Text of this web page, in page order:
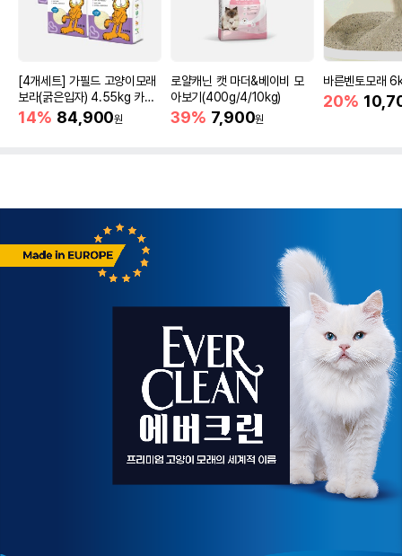
[4개세트] 가필드 고양이모래
보라(굵은입자) 4.55kg 카사
바모래
14% 84,900원
로얄캐닌 캣 마더&베이비 모
아보기(400g/4/10kg)
39% 7,900원
바른벤토모래
20%